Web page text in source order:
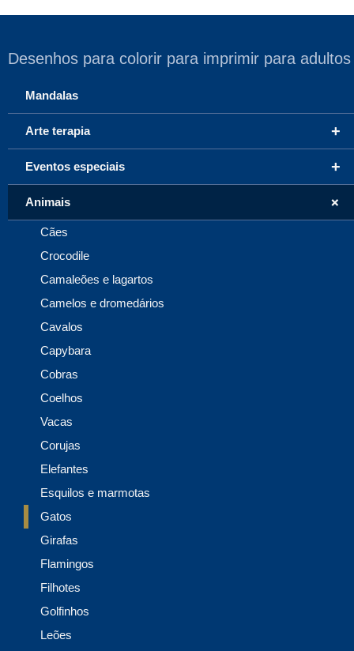
Desenhos para colorir para imprimir para adultos
Mandalas
+
Arte terapia
+
Eventos especiais
+
Animais
Cães
Crocodile
Camaleões e lagartos
Camelos e dromedários
Cavalos
Capybara
Cobras
Coelhos
Vacas
Corujas
Elefantes
Esquilos e marmotas
Gatos
Girafas
Flamingos
Filhotes
Golfinhos
Leões